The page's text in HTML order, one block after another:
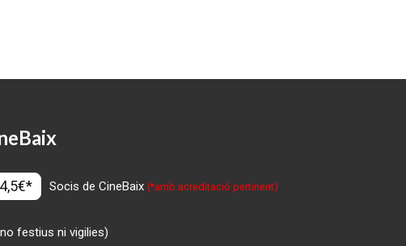
4,5€* Socis de CineBaix(*amb acreditació pertinent)
festius ni vigilies)